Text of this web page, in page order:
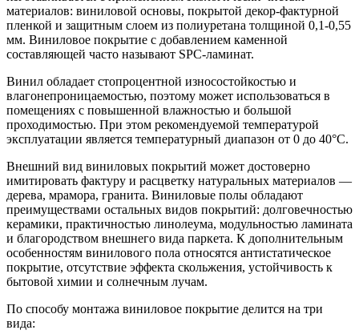
материалов: виниловой основы, покрытой декор-фактурной
пленкой и защитным слоем из полиуретана толщиной 0,1-0,55
мм. Виниловое покрытие с добавлением каменной
составляющей часто называют SPC-ламинат.
Винил обладает стопроцентной износостойкостью и
влагонепроницаемостью, поэтому может использоваться в
помещениях с повышенной влажностью и большой
проходимостью. При этом рекомендуемой температурой
эксплуатации является температурный диапазон от 0 до 40°С.
Внешний вид виниловых покрытий может достоверно
имитировать фактуру и расцветку натуральных материалов —
дерева, мрамора, гранита. Виниловые полы обладают
преимуществами остальных видов покрытий: долговечностью
керамики, практичностью линолеума, модульностью ламината
и благородством внешнего вида паркета. К дополнительным
особенностям винилового пола относятся антистатическое
покрытие, отсутствие эффекта скольжения, устойчивость к
бытовой химии и солнечным лучам.
По способу монтажа виниловое покрытие делится на три
вида: